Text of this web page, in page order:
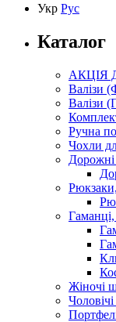
Укр Рус
Каталог
АКЦІЯ
Валізи
Валізи
Ручна
Чохли
Жіночі